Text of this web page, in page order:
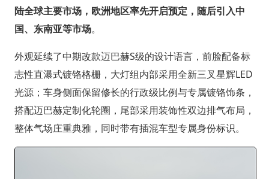
陆全球主要市场，欧洲地区率先开启预定，随后引入中
国、东南亚等市场。
外观延续了中期改款迈巴赫S级的设计语言，前脸配备标
志性直瀑式镀铬格栅，大灯组内部采用全新三叉星辉LED
光源；车身侧面保留修长的行政级比例与专属镀铬饰条，
搭配迈巴赫定制化轮圈，尾部采用装饰性双边排气布局，
整体气场庄重典雅，同时带有插混车型专属身份标识。